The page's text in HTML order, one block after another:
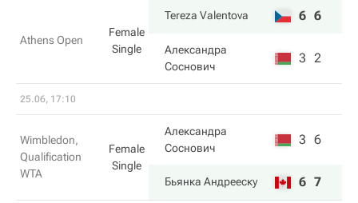
Athens Open
Female
Single
Tereza Valentova 6 6
Александра
Соснович
3 2
25.06, 17:10
Wimbledon,
Qualification
WTA
Female
Single
Александра
Соснович
3 6
Бьянка Андрееску 6 7